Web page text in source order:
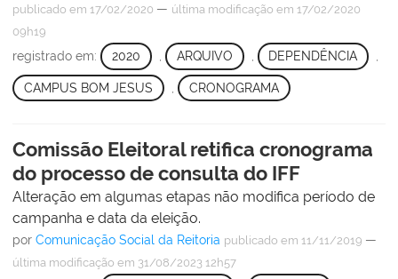
publicado em 17/02/2020 — última modificação em 17/02/2020
09h19
registrado em: 2020 ARQUIVO DEPENDÊNCIA
CAMPUS BOM JESUS CRONOGRAMA
Comissão Eleitoral retifica cronograma
do processo de consulta do IFF
Alteração em algumas etapas não modifica período de
campanha e data da eleição.
por Comunicação Social da Reitoria publicado em 11/11/2019 —
última modificação em 31/08/2023 12h57